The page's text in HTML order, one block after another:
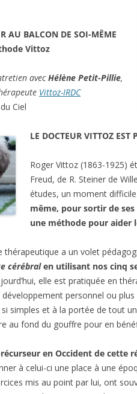
AU BALCON DE SOI-MÊME
Vittoz
avecHélène Petit-Pillie,
Vittoz-IRDC
Ciel
LE DOCTEUR VITTOZ
Roger Vittoz (1863-1925)
Freud, de R. Steiner de
études, un moment
même, pour sortir de
une méthode pour aider
thérapeutique a un volet
cérébralen utilisant nos cinq
elle est pratiquée en
personnel ou plus
simples et à la portée de tout
au fond du gouffre pour en
en Occident de cette
à celui-ci une place à une
mis au point par lui, ont